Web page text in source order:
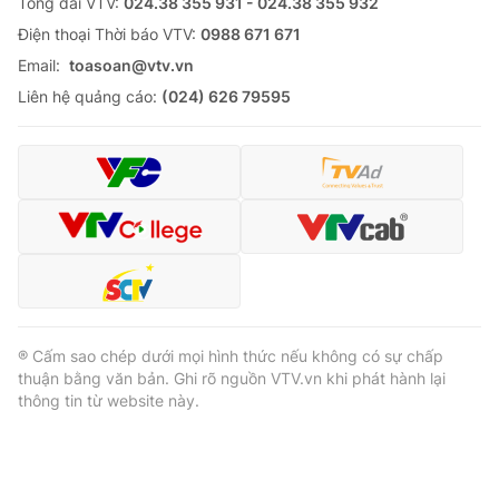
Ðiện thoại Thời báo VTV: 0988 671 671
Email: toasoan@vtv.vn
Liên hệ quảng cáo: (024) 626 79595
® Cấm sao chép dưới mọi hình thức nếu không có sự chấp
thuận bằng văn bản. Ghi rõ nguồn VTV.vn khi phát hành lại
thông tin từ website này.